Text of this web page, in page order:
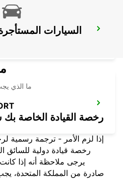
السيارات
ما الذي
رخصة القيادة الخاصة بك
إذا لزم الأمر - ترجمة رسمية
رخصة قيادة دولية للسائق
يرجى ملاحظة أنه إذا
صادرة من المملكة المتحدة،